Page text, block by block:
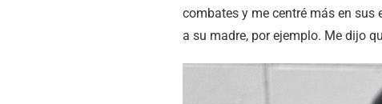
combates y me centré más en
a su madre, por ejemplo. Me dijo